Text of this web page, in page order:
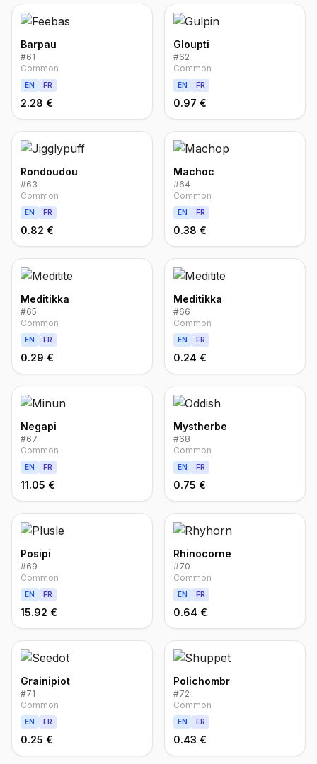
Barpau
#61
Common
EN FR
2.28 €
Gloupti
#62
Common
EN FR
0.97 €
Rondoudou
#63
Common
EN FR
0.82 €
Machoc
#64
Common
EN FR
0.38 €
Meditikka
#65
Common
EN FR
0.29 €
Meditikka
#66
Common
EN FR
0.24 €
Negapi
#67
Common
EN FR
11.05 €
Mystherbe
#68
Common
EN FR
0.75 €
Posipi
#69
Common
EN FR
15.92 €
Rhinocorne
#70
Common
EN FR
0.64 €
Grainipiot
#71
Common
EN FR
0.25 €
Polichombr
#72
Common
EN FR
0.43 €